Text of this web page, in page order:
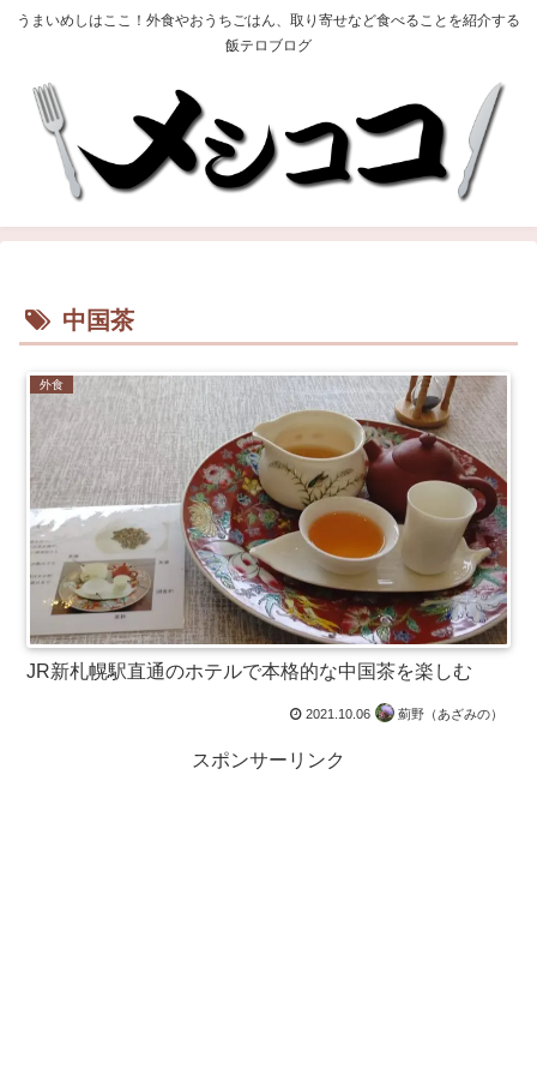
うまいめしはここ！外食やおうちごはん、取り寄せなど食べることを紹介する
飯テロブログ
中国茶
外食
JR新札幌駅直通のホテルで本格的な中国茶を楽しむ
2021.10.06 薊野（あざみの）
スポンサーリンク